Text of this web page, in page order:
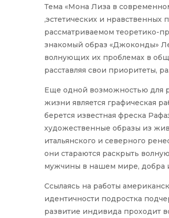
Тема «Мона Лиза в
,эстетических и
рассматриваемом теоретико-
знакомый образ «Джоконды»
волнующих их проблемах в
расставляя свои приоритеты,
Еще одной возможностью для
жизни является графическая
берется известная фреска
художественные образы из
итальянского и северного
они стараются раскрыть
мужчины в нашем мире, добра
Ссылаясь на работы
идентичности подростка
развитие индивида проходит